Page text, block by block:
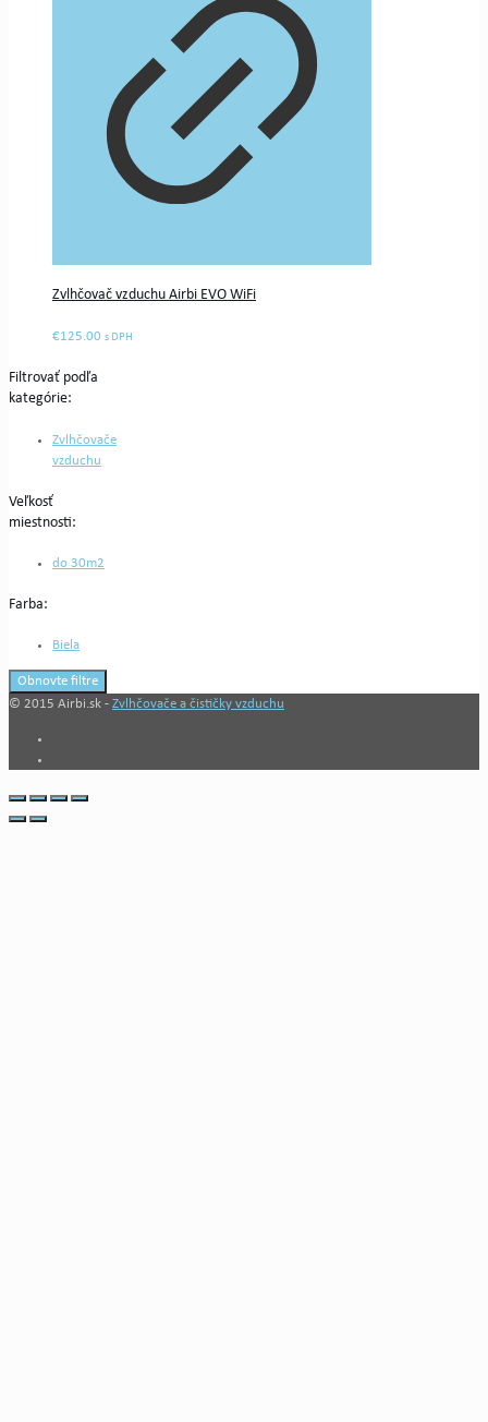
Zvlhčovač vzduchu Airbi EVO WiFi
€125.00 s DPH
Filtrovať podľa
kategórie:
Zvlhčovače
vzduchu
Veľkosť
miestnosti:
do 30m2
Farba:
Biela
Obnovte filtre
© 2015 Airbi.sk - Zvlhčovače a čističky vzduchu